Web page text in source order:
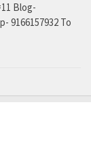
Blog-
9166157932 To